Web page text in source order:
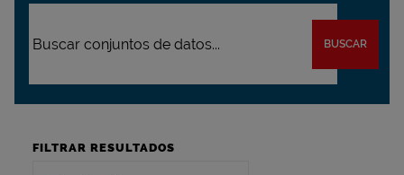
BUSCAR
FILTRAR RESULTADOS